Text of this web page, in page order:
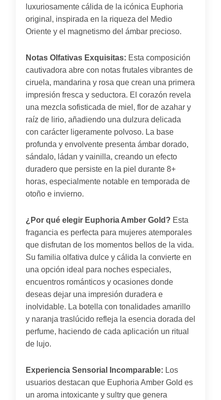
luxuriosamente cálida de la icónica Euphoria
original, inspirada en la riqueza del Medio
Oriente y el magnetismo del ámbar precioso.
Notas Olfativas Exquisitas: Esta composición
cautivadora abre con notas frutales vibrantes de
ciruela, mandarina y rosa que crean una primera
impresión fresca y seductora. El corazón revela
una mezcla sofisticada de miel, flor de azahar y
raíz de lirio, añadiendo una dulzura delicada
con carácter ligeramente polvoso. La base
profunda y envolvente presenta ámbar dorado,
sándalo, ládan y vainilla, creando un efecto
duradero que persiste en la piel durante 8+
horas, especialmente notable en temporada de
otoño e invierno.
¿Por qué elegir Euphoria Amber Gold? Esta
fragancia es perfecta para mujeres atemporales
que disfrutan de los momentos bellos de la vida.
Su familia olfativa dulce y cálida la convierte en
una opción ideal para noches especiales,
encuentros románticos y ocasiones donde
deseas dejar una impresión duradera e
inolvidable. La botella con tonalidades amarillo
y naranja traslúcido refleja la esencia dorada del
perfume, haciendo de cada aplicación un ritual
de lujo.
Experiencia Sensorial Incomparable: Los
usuarios destacan que Euphoria Amber Gold es
un aroma intoxicante y sultry que genera